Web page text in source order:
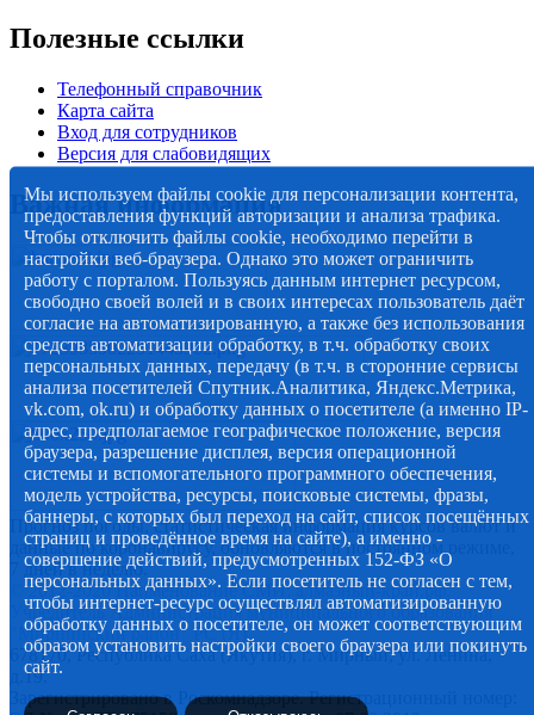
Полезные ссылки
Телефонный справочник
Карта сайта
Вход для сотрудников
Версия для слабовидящих
Важная информация
Прогноз погоды, статистическая информация курсов валют и
данные по коронавирусу, обновляются в постоянном режиме,
7 дней в неделю.
© 2012-2020 Наименование СМИ: алмазный-край.рф.
Учредитель Администрация муниципального образования
"Мирнинский район" РС (Я)
678170, Республика Саха (Якутия), г. Мирный, ул. Ленина,
д.19.
Зарегистрировано в Роскомнадзоре. Регистрационный номер:
Мы используем файлы cookie для персонализации контента,
предоставления функций авторизации и анализа трафика.
Чтобы отключить файлы cookie, необходимо перейти в
настройки веб-браузера. Однако это может ограничить
работу с порталом. Пользуясь данным интернет ресурсом,
свободно своей волей и в своих интересах пользователь даёт
согласие на автоматизированную, а также без использования
средств автоматизации обработку, в т.ч. обработку своих
персональных данных, передачу (в т.ч. в сторонние сервисы
анализа посетителей Спутник.Аналитика, Яндекс.Метрика,
vk.com, ok.ru) и обработку данных о посетителе (а именно IP-
адрес, предполагаемое географическое положение, версия
браузера, разрешение дисплея, версия операционной
системы и вспомогательного программного обеспечения,
модель устройства, ресурсы, поисковые системы, фразы,
баннеры, с которых был переход на сайт, список посещённых
страниц и проведённое время на сайте), а именно -
совершение действий, предусмотренных 152-ФЗ «О
персональных данных». Если посетитель не согласен с тем,
чтобы интернет-ресурс осуществлял автоматизированную
обработку данных о посетителе, он может соответствующим
образом установить настройки своего браузера или покинуть
сайт.